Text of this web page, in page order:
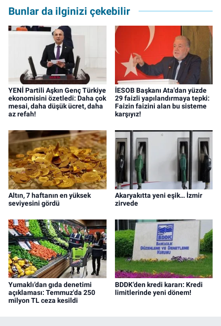
Bunlar da ilginizi çekebilir
YENİ Partili Aşkın Genç Türkiye
ekonomisini özetledi: Daha çok
mesai, daha düşük ücret, daha
az refah!
İESOB Başkanı Ata'dan yüzde
29 faizli yapılandırmaya tepki:
Faizin faizini alan bu sisteme
karşıyız!
Altın, 7 haftanın en yüksek
seviyesini gördü
Akaryakıtta yeni eşik… İzmir
zirvede
Yumaklı’dan gıda denetimi
açıklaması: Temmuz'da 250
milyon TL ceza kesildi
BDDK’den kredi kararı: Kredi
limitlerinde yeni dönem!